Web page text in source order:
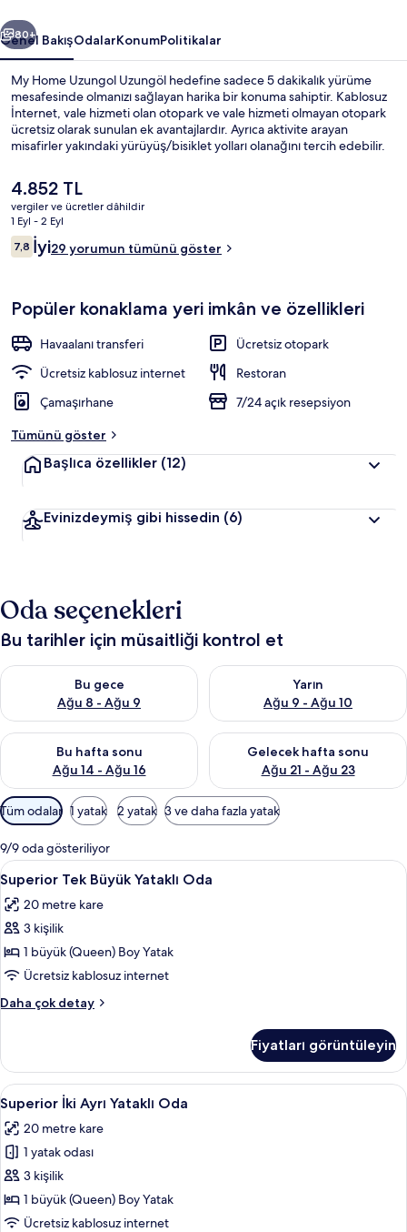
Sonraki
80+
Genel BakışOdalarKonumPolitikalar
My Home Uzungol Uzungöl hedefine sadece 5 dakikalık yürüme
mesafesinde olmanızı sağlayan harika bir konuma sahiptir. Kablosuz
İnternet, vale hizmeti olan otopark ve vale hizmeti olmayan otopark
ücretsiz olarak sunulan ek avantajlardır. Ayrıca aktivite arayan
misafirler yakındaki yürüyüş/bisiklet yolları olanağını tercih edebilir.
Şu
anki
fiyat
4.852 TL
4.852 TL
vergiler ve ücretler dâhildir
1 Eyl - 2 Eyl
Yorumlar
7,87,8/10
İyi29 yorumun tümünü göster
Popüler konaklama yeri imkân ve özellikleri
Havaalanı transferi
Ücretsiz otopark
Ücretsiz kablosuz internet
Restoran
Çamaşırhane
7/24 açık resepsiyon
Tümünü göster
Başlıca özellikler (12)
Evinizdeymiş gibi hissedin (6)
Oda seçenekleri
Bu tarihler için müsaitliği kontrol et
Bu gece
Ağu 8 - Ağu 9
Bu gece için müsaitliği kontrol et Ağu 8 - Ağu 9
Yarın
Ağu 9 - Ağu 10
Yarın için müsaitliği kontrol
Bu hafta sonu
Ağu 14 - Ağu 16
Bu hafta sonu için müsaitliği kontrol et Ağu 14 - Ağu 16
Gelecek hafta sonu
Ağu 21 - Ağu 23
Önümüzdeki hafta sonu için
Odalar
için
mevcut
filtreler
Tüm odalar 1 yatak 2 yatak 3 ve daha fazla yatak
9/9 oda gösteriliyor
Superior
Tek
Büyük
Yataklı
Oda
için
tüm
fotoğrafları
Minibar, masa, dizüstü bilgisayar
5
Superior Tek Büyük Yataklı Oda
20 metre kare
3 kişilik
1 büyük (Queen) Boy Yatak
Ücretsiz kablosuz internet
Daha çok detay
Superior
Oda
hakkında
daha
fazla
detay
Fiyatları görüntüleyin
Superior
İki
Ayrı
Yataklı
Oda
için
tüm
Superior İki Ayrı Yataklı Oda |
5
Superior İki Ayrı Yataklı Oda
20 metre kare
1 yatak odası
3 kişilik
1 büyük (Queen) Boy Yatak
Ücretsiz kablosuz internet